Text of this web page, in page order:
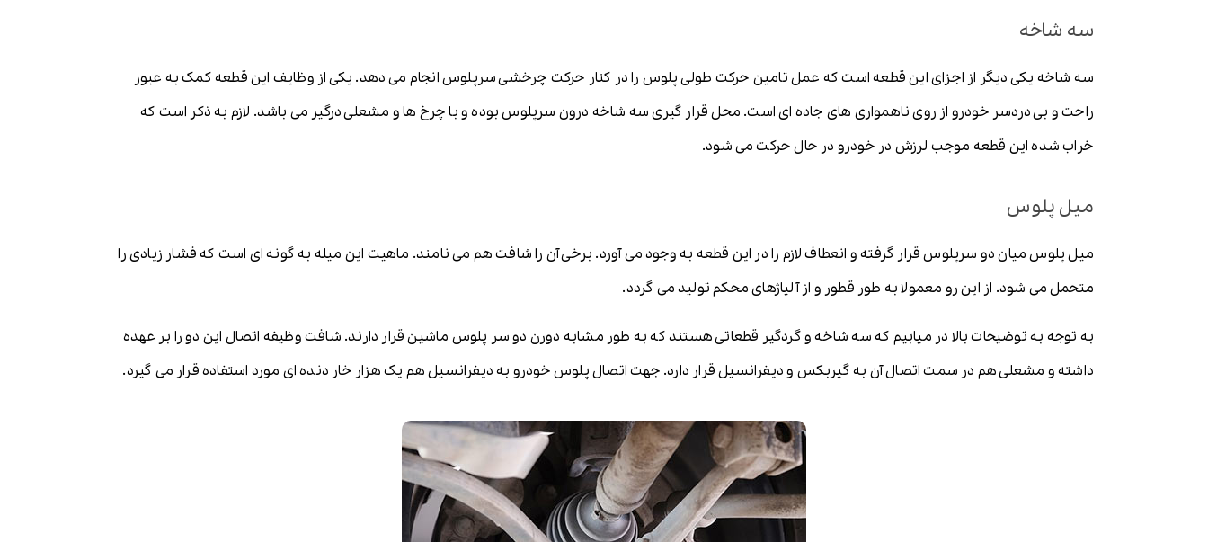
سه شاخه
سه شاخه یکی دیگر از اجزای این قطعه است که عمل تامین حرکت طولی پلوس را در کنار حرکت چرخشی سرپلوس انجام می دهد. یکی از وظایف این قطعه کمک به عبور
راحت و بی دردسر خودرو از روی ناهمواری های جاده ای است. محل قرار گیری سه شاخه درون سرپلوس بوده و با چرخ ها و مشعلی درگیر می باشد. لازم به ذکر است که
خراب شده این قطعه موجب لرزش در خودرو در حال حرکت می شود.
میل پلوس
میل پلوس میان دو سرپلوس قرار گرفته و انعطاف لازم را در این قطعه به وجود می آورد. برخی آن را شافت هم می نامند. ماهیت این میله به گونه ای است که فشار زیادی را
متحمل می شود. از این رو معمولا به طور قطور و از آلیاژهای محکم تولید می گردد.
به توجه به توضیحات بالا در میابیم که سه شاخه و گردگیر قطعاتی هستند که به طور مشابه دورن دو سر پلوس ماشین قرار دارند. شافت وظیفه اتصال این دو را بر عهده
داشته و مشعلی هم در سمت اتصال آن به گیربکس و دیفرانسیل قرار دارد. جهت اتصال پلوس خودرو به دیفرانسیل هم یک هزار خار دنده ای مورد استفاده قرار می گیرد.